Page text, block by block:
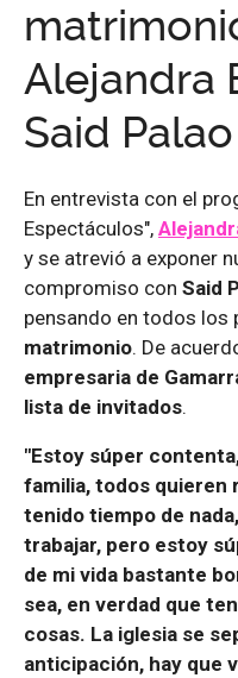
Alejandra
Said Palao
En entrevista con el
Espectáculos",
y se atrevió a exponer
compromiso con Said
pensando en todos los
matrimonio. De
empresaria de
lista de invitados.
"Estoy súper
familia, todos quieren
tenido tiempo de
trabajar, pero estoy
de mi vida bastante
sea, en verdad que
cosas. La iglesia se
anticipación, hay que